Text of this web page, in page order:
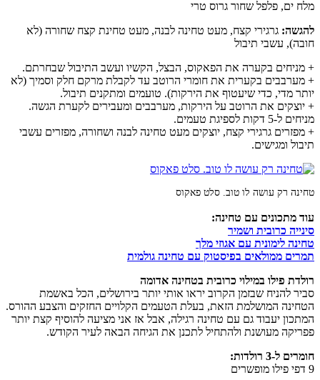
מלח ים, פלפל שחור גרוס טרי
להגשה: גרגירי קצח, מעט טחינה לבנה, מעט טחינת קצח שחורה (לא
חובה), עשבי תיבול
+ מניחים בקערה את הפאקוס, הבצל, הקשיו ועשב התיבול שבחרתם.
+ מערבבים בקערית את חומרי הרוטב עד לקבלת מרקם חלק וסמיך (לא
יותר מדי, כדי שיעטוף את הירקות). טועמים ומתקנים תיבול.
+ יוצקים את הרוטב על הירקות, מערבבים ומעבירים לקערת הגשה.
מניחים ל-5 דקות לספיגת טעמים.
+ מפזרים גרגירי קצח, יוצקים מעט טחינה לבנה ושחורה, מפזרים עשבי
תיבול ומגישים.
טחינה רק עושה לו טוב. סלט פאקוס
עוד מתכונים עם טחינה:
סינייה כרובית ושמיר
טחינה לימונית עם אגוזי מלך
תמרים ממולאים בפיסטוק עם טחינה גולמית
רולדת פילו במילוי כרובית בטחינה אדומה
סביר להניח שבזמן הקרוב יראו אותי יותר בירושלים, הכל באשמת
הטחינה המושלמת הזאת, בעלת הטעמים הקלויים החזקים והצבע ההורס.
המתכון יעבוד גם עם טחינה רגילה, אבל אז אני מציעה להוסיף קצת יותר
פפריקה מעושנת ולהתחיל לתכנן את הגיחה הבאה לעיר הקודש.
חומרים ל-3 רולדות:
9 דפי פילו מופשרים